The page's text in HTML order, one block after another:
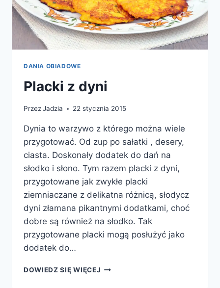
DANIA OBIADOWE
Placki z dyni
PrzezJadzia 22 stycznia 2015
Dynia to warzywo z którego można wiele
przygotować. Od zup po sałatki , desery,
ciasta. Doskonały dodatek do dań na
słodko i słono. Tym razem placki z dyni,
przygotowane jak zwykłe placki
ziemniaczane z delikatna różnicą, słodycz
dyni złamana pikantnymi dodatkami, choć
dobre są również na słodko. Tak
przygotowane placki mogą posłużyć jako
dodatek do…
DOWIEDZ SIĘ WIĘCEJ PLACKI